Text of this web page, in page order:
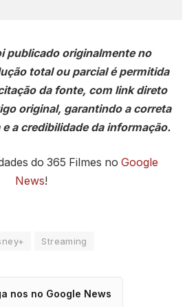
publicado originalmente no
total ou parcial é permitida
da fonte, com link direto
original, garantindo a correta
a credibilidade da informação.
do 365 Filmes no Google
News!
Streaming
nos no Google News